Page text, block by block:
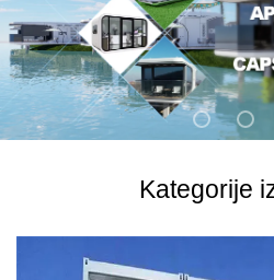
Kategorije